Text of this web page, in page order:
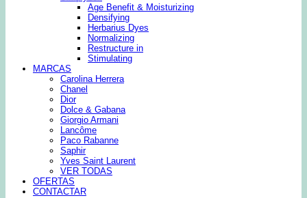
Age Benefit & Moisturizing
Densifying
Herbarius Dyes
Normalizing
Restructure in
Stimulating
MARCAS
Carolina Herrera
Chanel
Dior
Dolce & Gabana
Giorgio Armani
Lancôme
Paco Rabanne
Saphir
Yves Saint Laurent
VER TODAS
OFERTAS
CONTACTAR